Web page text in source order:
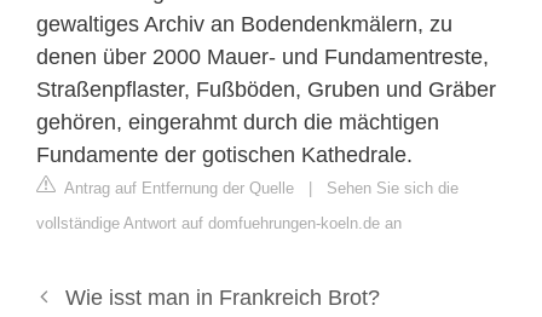
gewaltiges Archiv an Bodendenkmälern, zu
denen über 2000 Mauer- und Fundamentreste,
Straßenpflaster, Fußböden, Gruben und Gräber
gehören, eingerahmt durch die mächtigen
Fundamente der gotischen Kathedrale.
Antrag auf Entfernung der Quelle | Sehen Sie sich die
vollständige Antwort auf domfuehrungen-koeln.de an
Wie isst man in Frankreich Brot?